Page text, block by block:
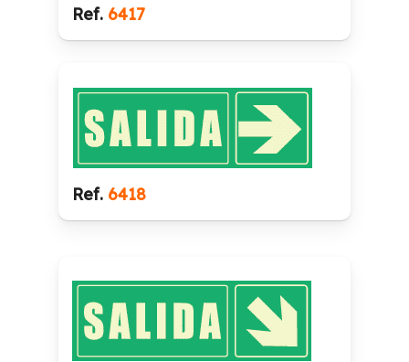
Ref. 6417
Ref. 6418